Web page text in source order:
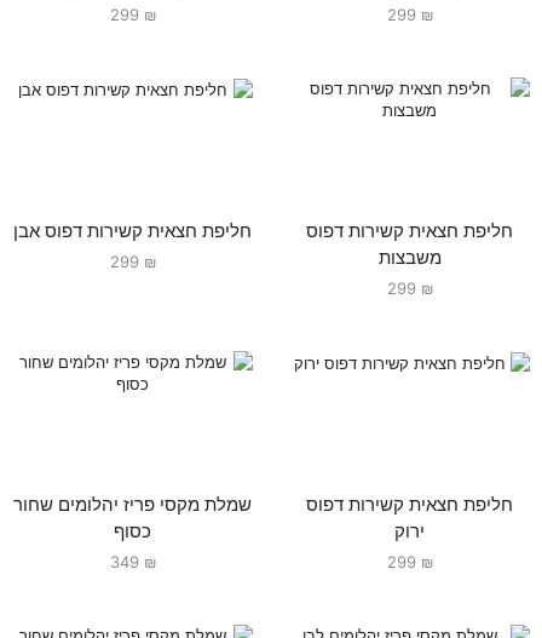
299 ₪
299 ₪
חליפת חצאית קשירות דפוס
משבצות
299 ₪
חליפת חצאית קשירות דפוס אבן
299 ₪
חליפת חצאית קשירות דפוס
ירוק
299 ₪
שמלת מקסי פריז יהלומים שחור
כסוף
349 ₪